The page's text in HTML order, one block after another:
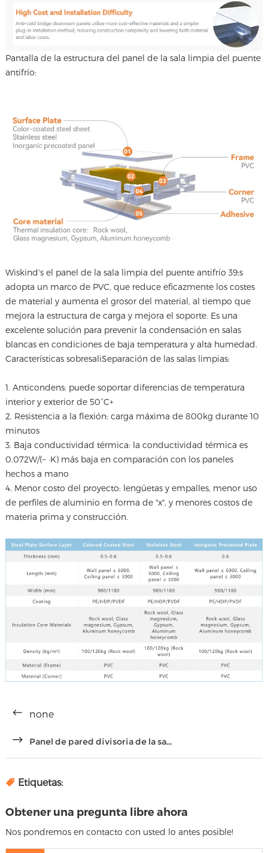
Pantalla de la estructura del panel de la sala limpia del puente
antifrío:
Wiskind's el panel de la sala limpia del puente antifrío 39;s
adopta un marco de PVC, que reduce eficazmente los costes
de material y aumenta el grosor del material, al tiempo que
mejora la estructura de carga y mejora el soporte. Es una
excelente solución para prevenir la condensación en salas
blancas en condiciones de baja temperatura y alta humedad.
Características sobresaliSeparación de las salas limpias:
1. Anticondens: puede soportar diferencias de temperatura
interior y exterior de 50°C+
2. Resistencia a la flexión: carga máxima de 800kg durante 10
minutos
3. Baja conductividad térmica: la conductividad térmica es
0.072W/(− ·K) más baja en comparación con los paneles
hechos a mano
4. Menor costo del proyecto: lengüetas y empalles, menor uso
de perfiles de aluminio en forma de "x", y menores costos de
materia prima y construcción.
none
Panel de pared divisoria de la sa...
Etiquetas:
Obtener una pregunta libre ahora
Nos pondremos en contacto con usted lo antes posible!